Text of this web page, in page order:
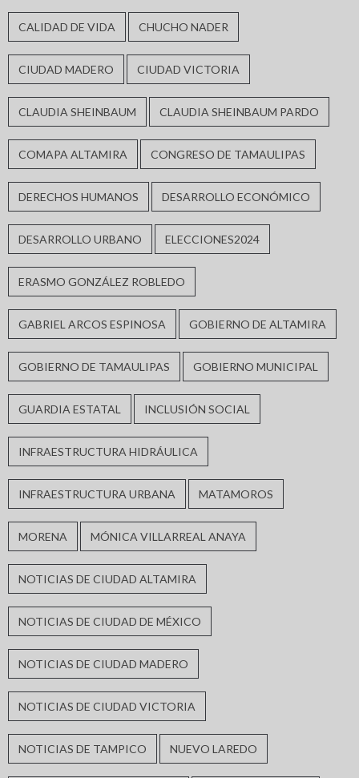
CALIDAD DE VIDA CHUCHO NADER
CIUDAD MADERO CIUDAD VICTORIA
CLAUDIA SHEINBAUM CLAUDIA SHEINBAUM PARDO
COMAPA ALTAMIRA CONGRESO DE TAMAULIPAS
DERECHOS HUMANOS DESARROLLO ECONÓMICO
DESARROLLO URBANO ELECCIONES2024
ERASMO GONZÁLEZ ROBLEDO
GABRIEL ARCOS ESPINOSA GOBIERNO DE ALTAMIRA
GOBIERNO DE TAMAULIPAS GOBIERNO MUNICIPAL
GUARDIA ESTATAL INCLUSIÓN SOCIAL
INFRAESTRUCTURA HIDRÁULICA
INFRAESTRUCTURA URBANA MATAMOROS
MORENA MÓNICA VILLARREAL ANAYA
NOTICIAS DE CIUDAD ALTAMIRA
NOTICIAS DE CIUDAD DE MÉXICO
NOTICIAS DE CIUDAD MADERO
NOTICIAS DE CIUDAD VICTORIA
NOTICIAS DE TAMPICO NUEVO LAREDO